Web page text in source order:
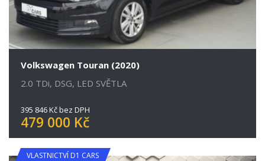
Volkswagen Touran (2020)
2.0 TDi, DSG, LED SVĚTLA
395 846 Kč bez DPH
479 000 Kč
VLASTNICTVÍ D1 CARS